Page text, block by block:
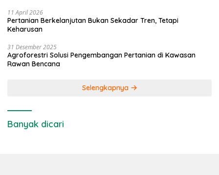
11 April 2026
Pertanian Berkelanjutan Bukan Sekadar Tren, Tetapi
Keharusan
31 Desember 2025
Agroforestri Solusi Pengembangan Pertanian di Kawasan
Rawan Bencana
Selengkapnya
Banyak dicari